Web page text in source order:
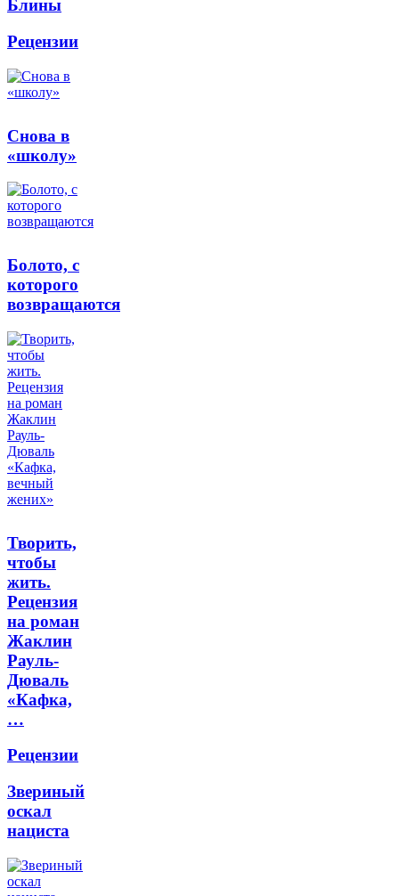
Блины
Рецензии
Снова в
«школу»
Болото, с
которого
возвращаются
Творить,
чтобы
жить.
Рецензия
на роман
Жаклин
Рауль-
Дюваль
«Кафка,
…
Рецензии
Звериный
оскал
нациста